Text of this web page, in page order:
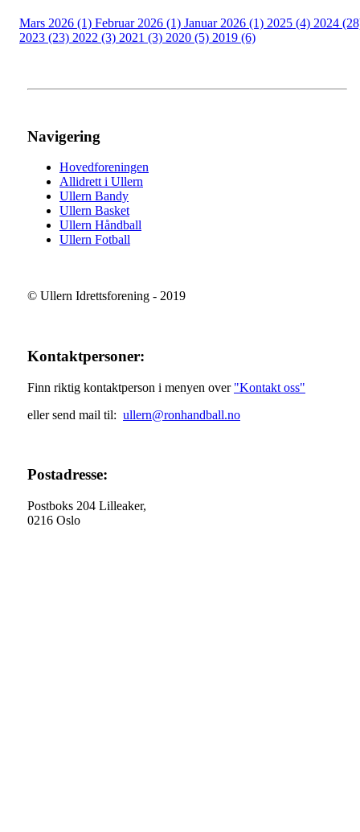
Mars 2026 (1) Februar 2026 (1) Januar 2026 (1) 2025 (4) 2024
2023 (23) 2022 (3) 2021 (3) 2020 (5) 2019 (6)
Navigering
Hovedforeningen
Allidrett i Ullern
Ullern Bandy
Ullern Basket
Ullern Håndball
Ullern Fotball
© Ullern Idrettsforening - 2019
Kontaktpersoner:
Finn riktig kontaktperson i menyen over "Kontakt oss"
eller send mail til: ullern@ronhandball.no
Postadresse:
Postboks 204 Lilleaker,
0216 Oslo